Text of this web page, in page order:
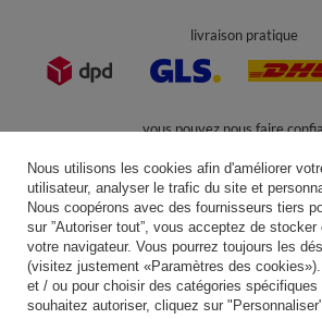
livraison pratique
Nous utilisons les cookies afin d'améliorer
utilisateur, analyser le trafic du site et
Nous coopérons avec des fournisseurs tiers
sur ”Autoriser tout”, vous acceptez de
votre navigateur. Vous pourrez toujours les
(visitez justement «Paramètres des
et / ou pour choisir des catégories
souhaitez autoriser, cliquez sur